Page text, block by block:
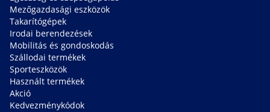
Mezőgazdasági eszközök
Takarítógépek
Irodai berendezések
Mobilitás és gondoskodás
Szállodai termékek
Sporteszközök
Használt termékek
Akció
Kedvezménykódok